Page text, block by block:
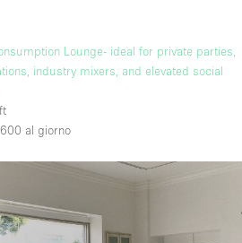
Lounge- ideal for private parties,
industry mixers, and elevated social
al giorno